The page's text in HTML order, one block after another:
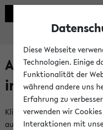
Alle
im eKVV
Klicken Sie auf das
auswählen möchten. Bitte
Diese Webseite
Technologien. Einige
Funktionalität der
während andere uns
Erfahrung zu
verwenden wir
Interaktionen mit